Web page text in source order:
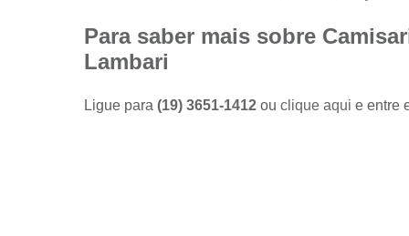
sociais
masculinas
de camisas
Para saber mais sobre
Lambari
Ligue para (19) 3651-1412 ou clique aqui e entre